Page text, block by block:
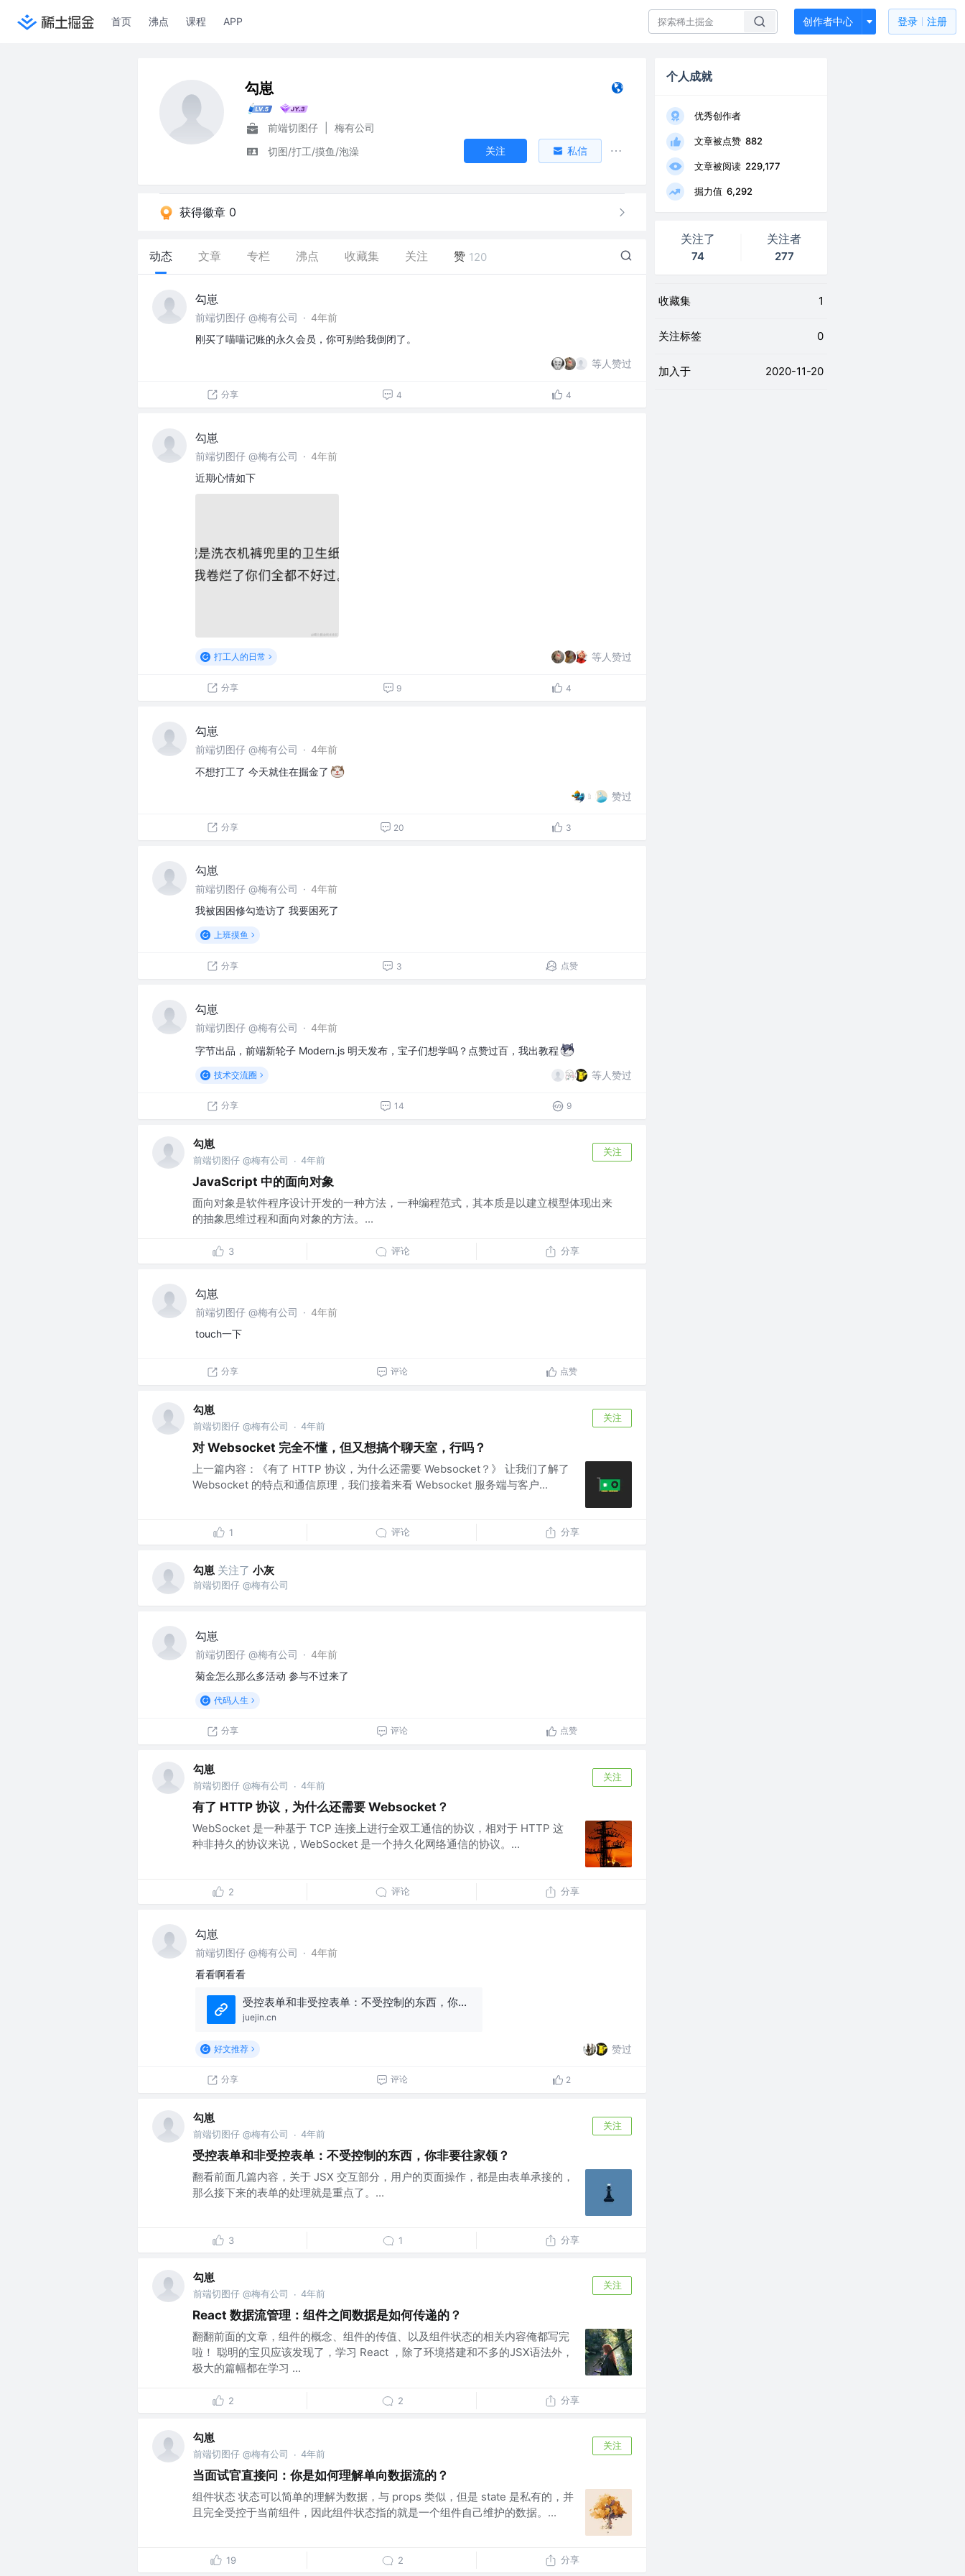
首页 沸点 课程 APP 创作者中心 登录 注册
勾崽
前端切图仔
梅有公司
切图/打工/摸鱼/泡澡
关注 私信
获得徽章 0
动态 文章 专栏 沸点 收藏集 关注 赞 120
勾崽
前端切图仔 @梅有公司 · 4年前
刚买了喵喵记账的永久会员，你可别给我倒闭了。
等人赞过
分享 4 4
勾崽
前端切图仔 @梅有公司 · 4年前
近期心情如下
打工人的日常 等人赞过
分享 9 4
勾崽
前端切图仔 @梅有公司 · 4年前
不想打工了 今天就住在掘金了
赞过
分享 20 3
勾崽
前端切图仔 @梅有公司 · 4年前
我被困困修勾造访了 我要困死了
上班摸鱼
分享 3 点赞
勾崽
前端切图仔 @梅有公司 · 4年前
字节出品，前端新轮子 Modern.js 明天发布，宝子们想学吗？点赞过百，我出教程
技术交流圈 等人赞过
分享 14 9
勾崽
前端切图仔 @梅有公司 · 4年前
关注
JavaScript 中的面向对象
面向对象是软件程序设计开发的一种方法，一种编程范式，其本质是以建立模型体现出来
的抽象思维过程和面向对象的方法。...
3 评论 分享
勾崽
前端切图仔 @梅有公司 · 4年前
touch一下
分享 评论 点赞
勾崽
前端切图仔 @梅有公司 · 4年前
关注
对 Websocket 完全不懂，但又想搞个聊天室，行吗？
上一篇内容：《有了 HTTP 协议，为什么还需要 Websocket？》 让我们了解了
Websocket 的特点和通信原理，我们接着来看 Websocket 服务端与客户...
1 评论 分享
勾崽 关注了 小灰
前端切图仔 @梅有公司
勾崽
前端切图仔 @梅有公司 · 4年前
菊金怎么那么多活动 参与不过来了
代码人生
分享 评论 点赞
勾崽
前端切图仔 @梅有公司 · 4年前
关注
有了 HTTP 协议，为什么还需要 Websocket？
​WebSocket 是一种基于 TCP 连接上进行全双工通信的协议，相对于 HTTP 这
种非持久的协议来说，WebSocket 是一个持久化网络通信的协议。...
2 评论 分享
勾崽
前端切图仔 @梅有公司 · 4年前
看看啊看看
受控表单和非受控表单：不受控制的东西，你非要往家领？
juejin.cn
好文推荐 赞过
分享 评论 2
勾崽
前端切图仔 @梅有公司 · 4年前
关注
受控表单和非受控表单：不受控制的东西，你非要往家领？
翻看前面几篇内容，关于 JSX 交互部分，用户的页面操作，都是由表单承接的，
那么接下来的表单的处理就是重点了。...
3 1 分享
勾崽
前端切图仔 @梅有公司 · 4年前
关注
React 数据流管理：组件之间数据是如何传递的？
翻翻前面的文章，组件的概念、组件的传值、以及组件状态的相关内容俺都写完
啦！ 聪明的宝贝应该发现了，学习 React ，除了环境搭建和不多的JSX语法外，
极大的篇幅都在学习 ...
2 2 分享
勾崽
前端切图仔 @梅有公司 · 4年前
关注
当面试官直接问：你是如何理解单向数据流的？
组件状态 状态可以简单的理解为数据，与 props 类似，但是 state 是私有的，并
且完全受控于当前组件，因此组件状态指的就是一个组件自己维护的数据。...
19 2 分享
个人成就
优秀创作者
文章被点赞 882
文章被阅读 229,177
掘力值 6,292
关注了
74
关注者
277
收藏集 1
关注标签 0
加入于 2020-11-20